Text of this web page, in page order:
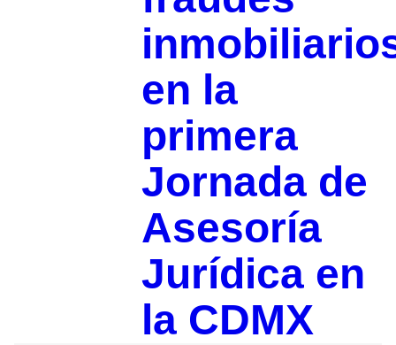
en la
primera
Jornada de
Asesoría
Jurídica en
la CDMX